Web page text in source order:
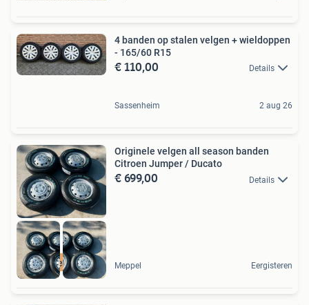
4 banden op stalen velgen + wieldoppen
- 165/60 R15
€ 110,00 Details
Sassenheim 2 aug 26
Nieuw
Originele velgen all season banden
Citroen Jumper / Ducato
€ 699,00 Details
Meppel Eergisteren